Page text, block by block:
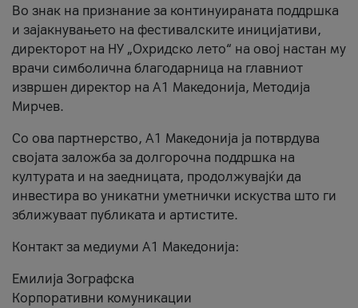
Во знак на признание за континуираната поддршка
и зајакнувањето на фестивалските иницијативи,
директорот на НУ „Охридско лето“ на овој настан му
врачи симболична благодарница на главниот
извршен директор на A1 Македонија, Методија
Мирчев.
Со ова партнерство, A1 Македонија ја потврдува
својата заложба за долгорочна поддршка на
културата и на заедницата, продолжувајќи да
инвестира во уникатни уметнички искуства што ги
зближуваат публиката и артистите.
Контакт за медиуми А1 Македонија:
Емилија Зографска
Корпоративни комуникации